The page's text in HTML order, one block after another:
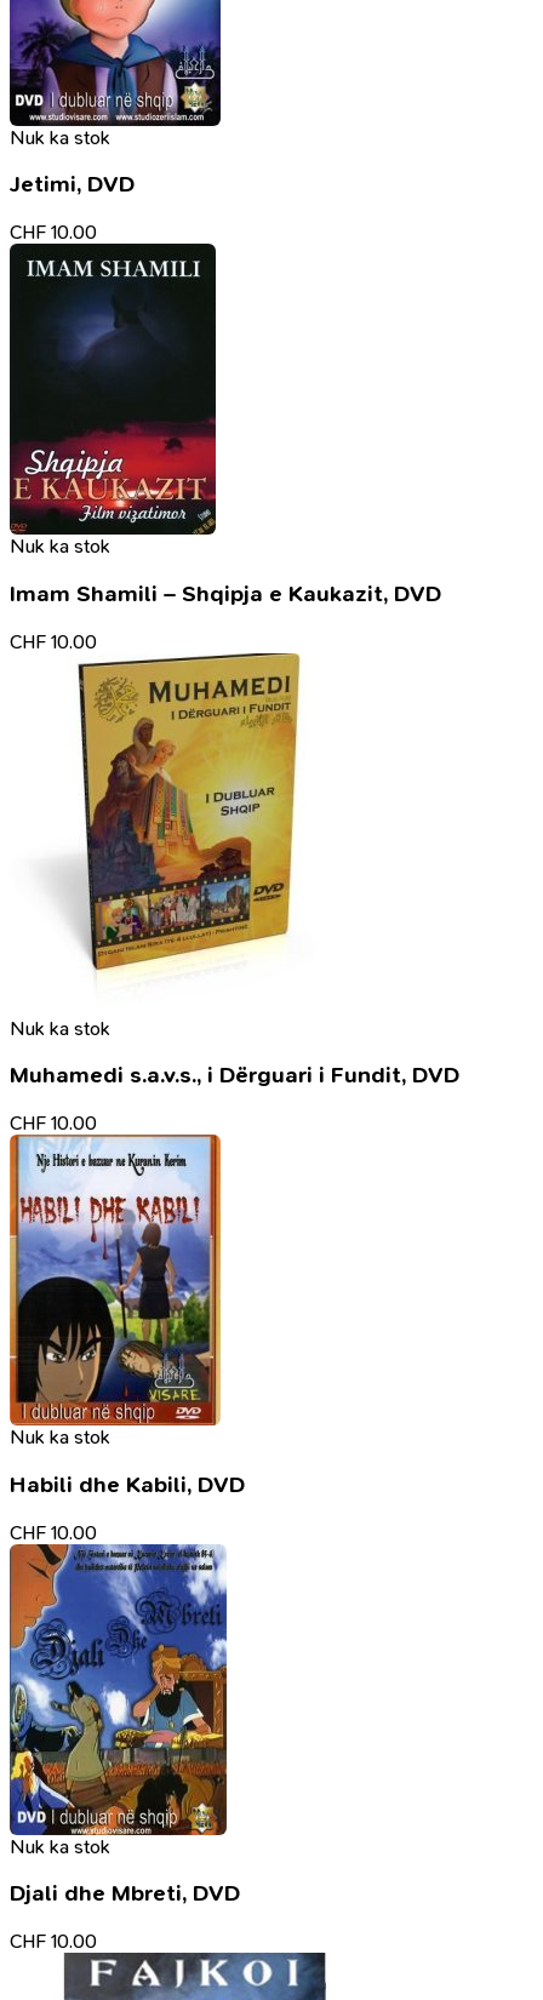
Nuk ka stok
Jetimi, DVD
CHF 10.00
Nuk ka stok
Imam Shamili – Shqipja e Kaukazit, DVD
CHF 10.00
Nuk ka stok
Muhamedi s.a.v.s., i Dërguari i Fundit, DVD
CHF 10.00
Nuk ka stok
Habili dhe Kabili, DVD
CHF 10.00
Nuk ka stok
Djali dhe Mbreti, DVD
CHF 10.00